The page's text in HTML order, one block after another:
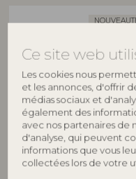
Ce site web
Les cookies nous
et les annonces, d'offrir
médias sociaux et
également des
avec nos partenaires de
d'analyse, qui peuvent
informations que vous
collectées lors de votre
CREATIVE COLLECTION
Aubrin Assiette, Nature,